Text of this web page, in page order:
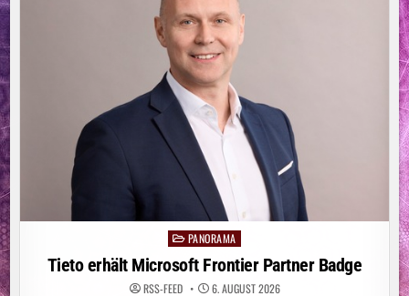
PostedPANORAMA
Tieto erhält Microsoft Frontier Partner Badge
RSS-FEED 6. AUGUST 2026